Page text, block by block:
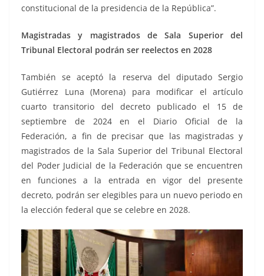
constitucional de la presidencia de la República”.
Magistradas y magistrados de Sala Superior del
Tribunal Electoral podrán ser reelectos en 2028
También se aceptó la reserva del diputado Sergio
Gutiérrez Luna (Morena) para modificar el artículo
cuarto transitorio del decreto publicado el 15 de
septiembre de 2024 en el Diario Oficial de la
Federación, a fin de precisar que las magistradas y
magistrados de la Sala Superior del Tribunal Electoral
del Poder Judicial de la Federación que se encuentren
en funciones a la entrada en vigor del presente
decreto, podrán ser elegibles para un nuevo periodo en
la elección federal que se celebre en 2028.